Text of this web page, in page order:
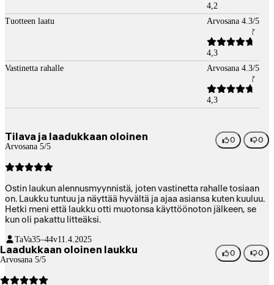
4,2
Tuotteen laatu
Arvosana 4.3/5
4,3
Vastinetta rahalle
Arvosana 4.3/5
4,3
Tilava ja laadukkaan oloinen
Arvosana 5/5
0 0
Ostin laukun alennusmyynnistä, joten vastinetta rahalle tosiaan
on. Laukku tuntuu ja näyttää hyvältä ja ajaa asiansa kuten kuuluu.
Hetki meni että laukku otti muotonsa käyttöönoton jälkeen, se
kun oli pakattu litteäksi.
TaVa35–44v11.4.2025
Laadukkaan oloinen laukku
Arvosana 5/5
0 0